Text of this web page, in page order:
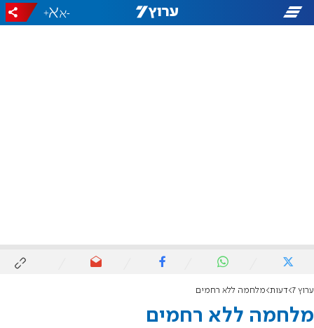
-
+
ערוץ 7 דעות מלחמה ללא רחמים
מלחמה ללא רחמים